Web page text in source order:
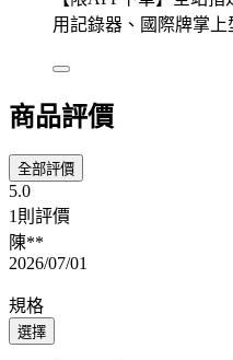
用記錄器、國際牌掌
商品評價
全部評價
5.0
1則評價
陳**
2026/07/01
規格
選擇